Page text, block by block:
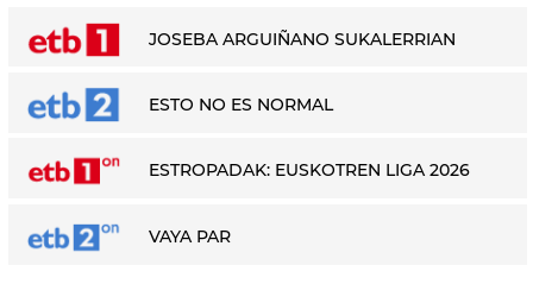
JOSEBA ARGUIÑANO SUKALERRIAN
ESTO NO ES NORMAL
ESTROPADAK: EUSKOTREN LIGA 2026
VAYA PAR